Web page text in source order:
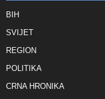
BIH
SVIJET
REGION
POLITIKA
CRNA HRONIKA